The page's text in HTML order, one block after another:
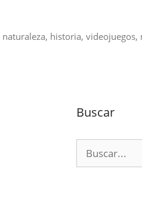
historia, videojuegos,
Buscar